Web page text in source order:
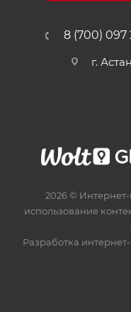
8 (700) 097
г.
2026 ©
использование
Разработка